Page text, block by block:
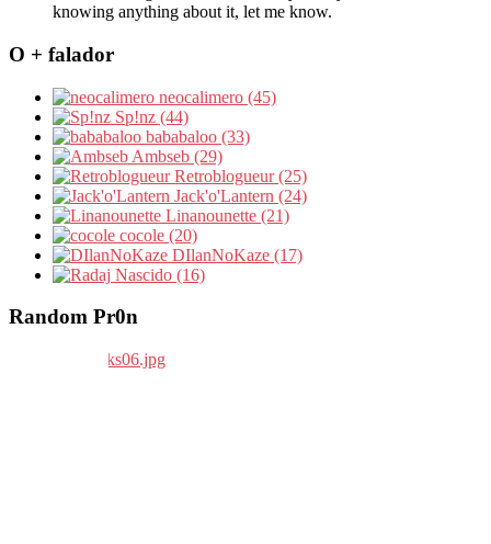
knowing anything about it, let me know.
O + falador
neocalimero (45)
Sp!nz (44)
bababaloo (33)
Ambseb (29)
Retroblogueur (25)
Jack'o'Lantern (24)
Linanounette (21)
cocole (20)
DIlanNoKaze (17)
Nascido (16)
Random Pr0n